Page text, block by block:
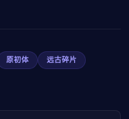
原初体 远古碎片